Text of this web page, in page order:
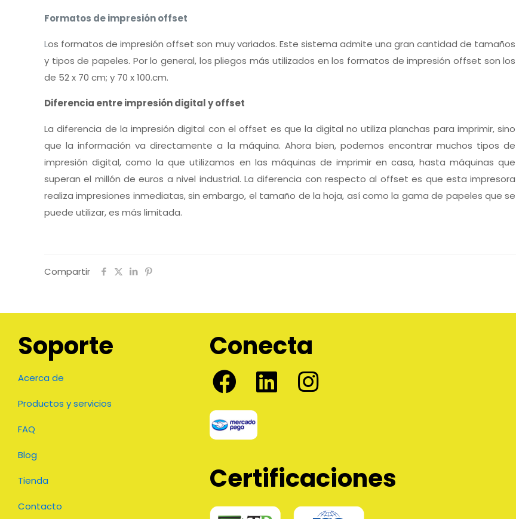
Formatos de impresión offset
Los formatos de impresión offset son muy variados. Este sistema admite una gran cantidad de tamaños
y tipos de papeles. Por lo general, los pliegos más utilizados en los formatos de impresión offset son los
de 52 x 70 cm; y 70 x 100.cm.
Diferencia entre impresión digital y offset
La diferencia de la impresión digital con el offset es que la digital no utiliza planchas para imprimir, sino
que la información va directamente a la máquina. Ahora bien, podemos encontrar muchos tipos de
impresión digital, como la que utilizamos en las máquinas de imprimir en casa, hasta máquinas que
superan el millón de euros a nivel industrial. La diferencia con respecto al offset es que esta impresora
realiza impresiones inmediatas, sin embargo, el tamaño de la hoja, así como la gama de papeles que se
puede utilizar, es más limitada.
Compartir
Soporte
Acerca de
Productos y servicios
FAQ
Blog
Tienda
Contacto
Conecta
Certificaciones